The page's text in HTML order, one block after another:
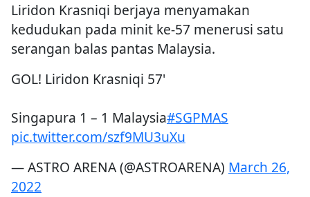
Liridon Krasniqi berjaya menyamakan
kedudukan pada minit ke-57 menerusi satu
serangan balas pantas Malaysia.
GOL! Liridon Krasniqi 57'
Singapura 1 – 1 Malaysia#SGPMAS
pic.twitter.com/szf9MU3uXu
— ASTRO ARENA (@ASTROARENA) March 26,
2022